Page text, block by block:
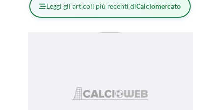
Leggi gli articoli più recenti diCalciomercato